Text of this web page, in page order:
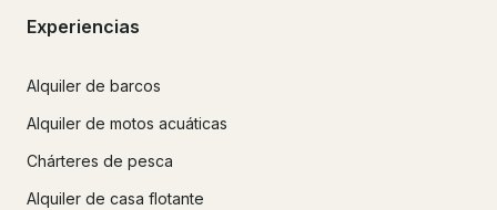
Experiencias
Alquiler de barcos
Alquiler de motos acuáticas
Chárteres de pesca
Alquiler de casa flotante